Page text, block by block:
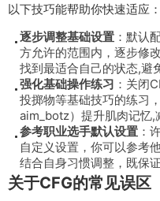
以下技巧能帮助你快速适应：
逐步调整基础设置 ：默认
方允许的范围内，逐步修
找到最适合自己的状态,避
强化基础操作练习 ：关闭
投掷物等基础技巧的练习
aim_botz）提升肌肉记忆,
参考职业选手默认设置 ：
自定义设置，你可以参考
结合自身习惯调整，既保
关于CFG的常见误区